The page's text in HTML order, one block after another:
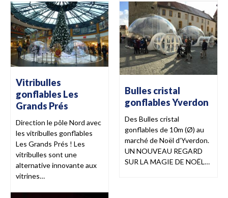
Vitribulles
gonflables Les
Grands Prés
Direction le pôle Nord avec
les vitribulles gonflables
Les Grands Prés ! Les
vitribulles sont une
alternative innovante aux
vitrines…
Bulles cristal
gonflables Yverdon
Des Bulles cristal
gonflables de 10m (Ø) au
marché de Noël d’Yverdon.
UN NOUVEAU REGARD
SUR LA MAGIE DE NOËL…